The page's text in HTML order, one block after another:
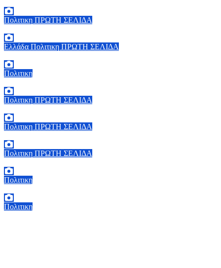
Πολιτικη ΠΡΩΤΗ ΣΕΛΙΔΑ
Ελλάδα Πολιτικη ΠΡΩΤΗ ΣΕΛΙΔΑ
Πολιτικη
Πολιτικη ΠΡΩΤΗ ΣΕΛΙΔΑ
Πολιτικη ΠΡΩΤΗ ΣΕΛΙΔΑ
Πολιτικη ΠΡΩΤΗ ΣΕΛΙΔΑ
Πολιτικη
Πολιτικη